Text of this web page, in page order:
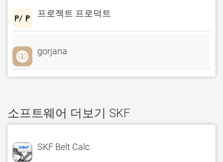
프로젝트 프로덕트
gorjana
소프트웨어 더보기 SKF
SKF Belt Calc